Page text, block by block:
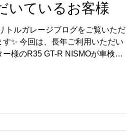
の結果、部品の劣化が確認された
たしました😊 交換後は足回りのコ
れ、本来の安定した走行性能を取
Rを長く快適にお乗りいただくた
ションだけでなく、このような
いているお客様
トルガレージブログをご覧いただ
✨ 今回は、長年ご利用いただい
様のR35 GT-R NISMOが車検整
テナンスは欠かせません🔧✨ 今